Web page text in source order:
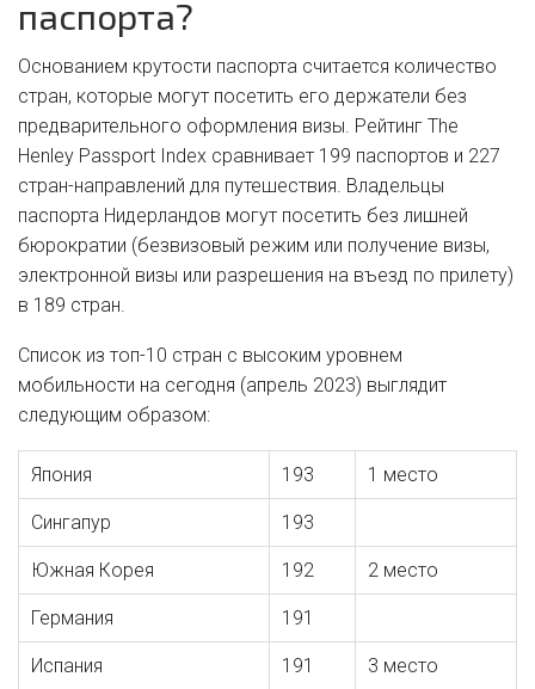
паспорта?
Основанием крутости паспорта считается количество
стран, которые могут посетить его держатели без
предварительного оформления визы. Рейтинг The
Henley Passport Index сравнивает 199 паспортов и 227
стран-направлений для путешествия. Владельцы
паспорта Нидерландов могут посетить без лишней
бюрократии (безвизовый режим или получение визы,
электронной визы или разрешения на въезд по прилету)
в 189 стран.
Список из топ-10 стран с высоким уровнем
мобильности на сегодня (апрель 2023) выглядит
следующим образом:
Япония 193 1 место
Сингапур 193
Южная Корея 192 2 место
Германия 191
Испания 191 3 место